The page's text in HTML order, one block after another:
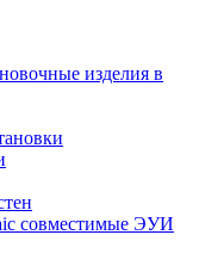
изделия в
совместимые ЭУИ